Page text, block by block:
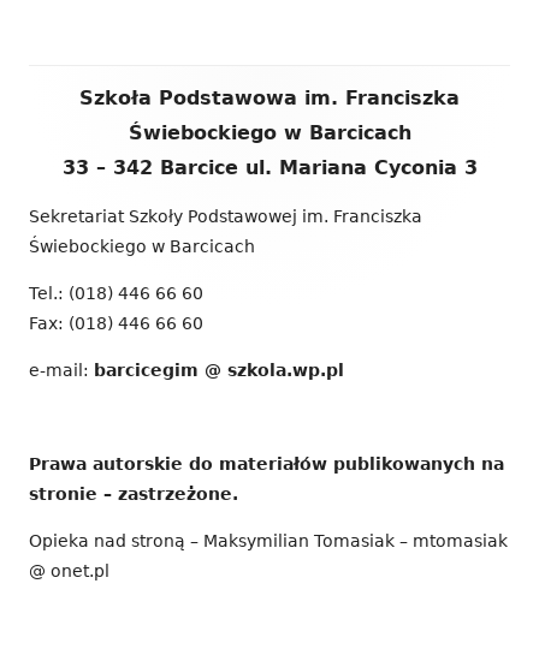
Zawartość
Szkoła Podstawowa im. Franciszka
Świebockiego w Barcicach
33 – 342 Barcice ul. Mariana Cyconia 3
Sekretariat Szkoły Podstawowej im. Franciszka
Świebockiego w Barcicach
Tel.: (018) 446 66 60
Fax: (018) 446 66 60
e-mail: barcicegim @ szkola.wp.pl
Prawa autorskie do materiałów publikowanych na
stronie – zastrzeżone.
Opieka nad stroną – Maksymilian Tomasiak – mtomasiak
@ onet.pl